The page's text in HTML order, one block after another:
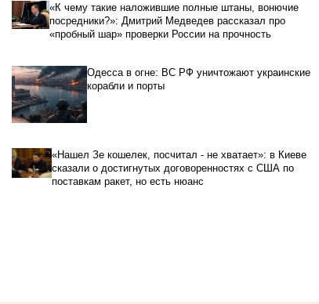
«К чему такие наложившие полные штаны, вонючие
посредники?»: Дмитрий Медведев рассказал про
«пробный шар» проверки России на прочность
Одесса в огне: ВС РФ уничтожают украинские
корабли и порты
«Нашел Зе кошелек, посчитал - не хватает»: в Киеве
сказали о достигнутых договоренностях с США по
поставкам ракет, но есть нюанс